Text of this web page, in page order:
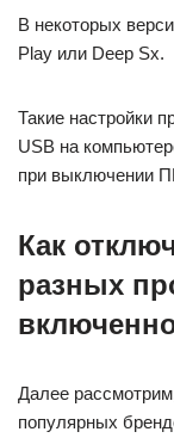
В некоторых
Play или Deep Sx.
Такие настройки
USB на
при выключении
Как
разных
Далее
популярных